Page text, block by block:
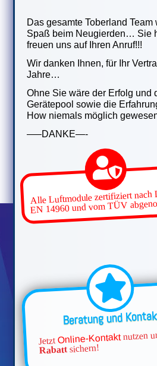
Das gesamte Toberland Team
Spaß beim Neugierden… Sie
freuen uns auf Ihren Anruf!!!
Wir danken Ihnen, für Ihr
Jahre…
Ohne Sie wäre der Erfolg und
Gerätepool sowie die
How niemals möglich
—–DANKE—-
Alle Luftmodule zertifiziert
EN 14960 und vom TÜV
Beratung und
JetztOnline-Kontaktnutzen
Rabattsichern!